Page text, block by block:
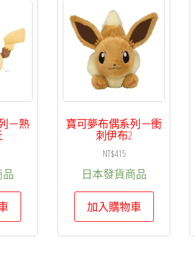
小
兵
－熟
品
寶可夢布偶系列－衝
刺伊布2
NT$415
日本發貨商品
加入購物車